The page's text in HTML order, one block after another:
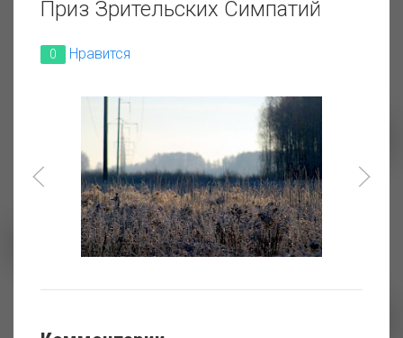
Всегда есть место для
Адыгейская ВЭС
Приз Зрительских Симпатий
0 Нравится